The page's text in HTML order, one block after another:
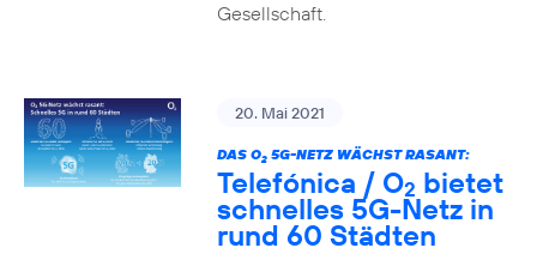
Gesellschaft.
20. Mai 2021
DAS O25G-NETZ WÄCHST RASANT:
Telefónica / O2 bietet
schnelles 5G-Netz in
rund 60 Städten